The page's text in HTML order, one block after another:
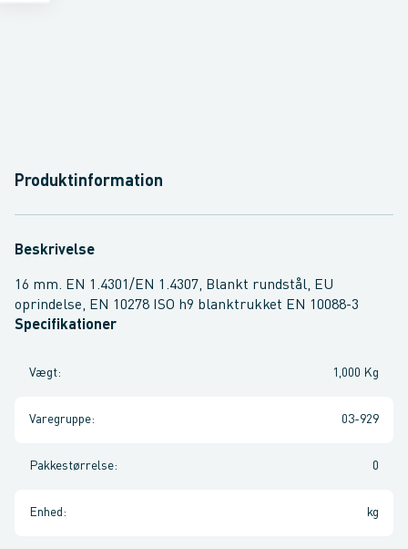
Produktinformation
Beskrivelse
16 mm. EN 1.4301/EN 1.4307, Blankt rundstål, EU
oprindelse, EN 10278 ISO h9 blanktrukket EN 10088-3
Specifikationer
Vægt: 1,000 Kg
Varegruppe: 03-929
Pakkestørrelse: 0
Enhed : kg